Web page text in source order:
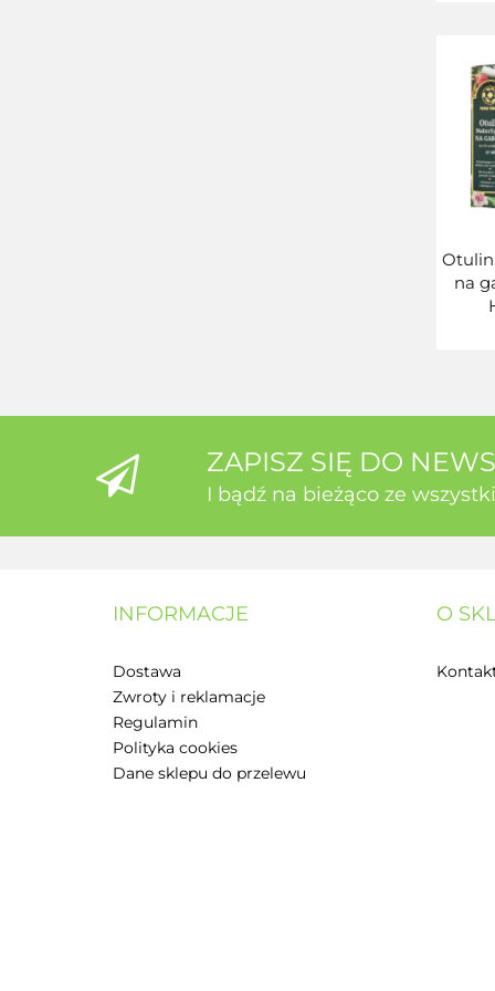
na
ZAPISZ SIĘ DO
I bądź na bieżąco ze
INFORMACJE
Dostawa
Zwroty i reklamacje
Regulamin
Polityka cookies
Dane sklepu do przelewu
O